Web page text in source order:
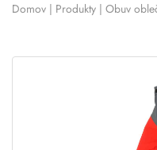
Domov | Produkty | Obuv